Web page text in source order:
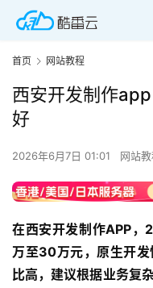
首页 网站教程
西安开发制作
好
2026年6月7日 01:01 网站
在西安开发制作APP
万至30万元，原生开
比高，建议根据业务复